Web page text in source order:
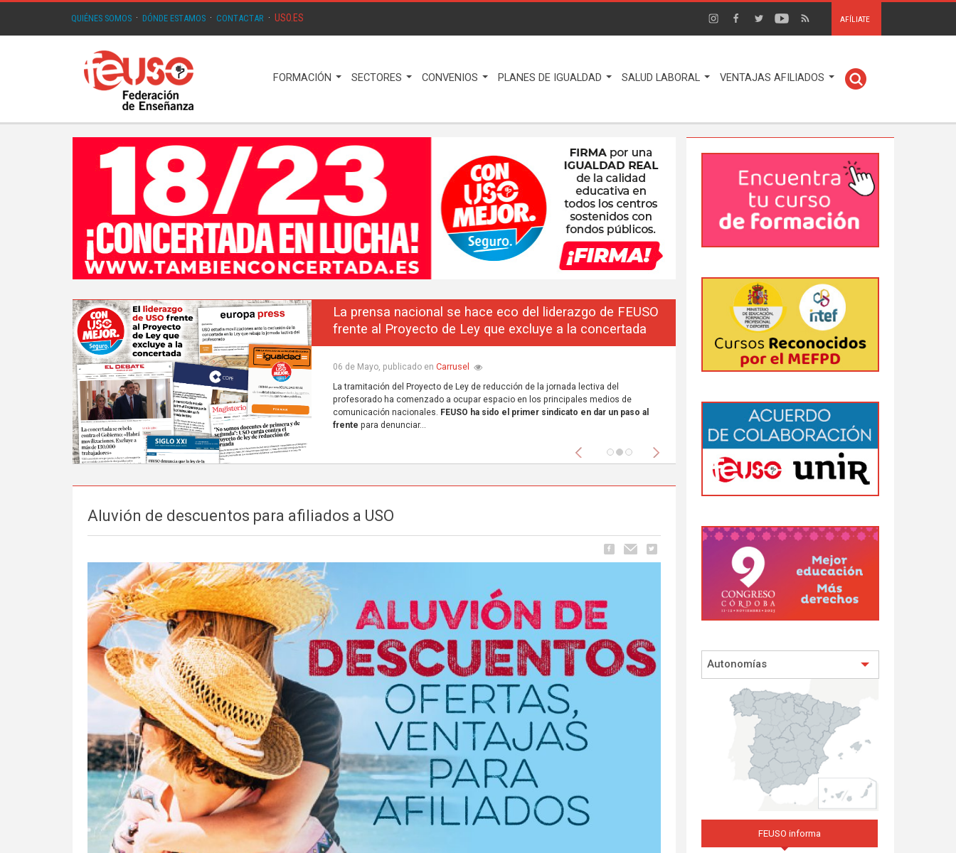
QUIÉNES SOMOS · DÓNDE ESTAMOS · CONTACTAR · USO.ES AFÍLIATE
FORMACIÓN SECTORES CONVENIOS PLANES DE IGUALDAD SALUD LABORAL VENTAJAS AFILIADOS
La prensa nacional se hace eco del liderazgo de FEUSO
frente al Proyecto de Ley que excluye a la concertada
06 de Mayo, publicado en Carrusel
La tramitación del Proyecto de Ley de reducción de la jornada lectiva del
profesorado ha comenzado a ocupar espacio en los principales medios de
comunicación nacionales. FEUSO ha sido el primer sindicato en dar un paso al
frente para denunciar...
Anterior Siguiente
Aluvión de descuentos para afiliados a USO
Autonomías
FEUSO informa